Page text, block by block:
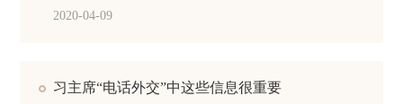
2020-04-09
习主席“电话外交”中这些信息很重要